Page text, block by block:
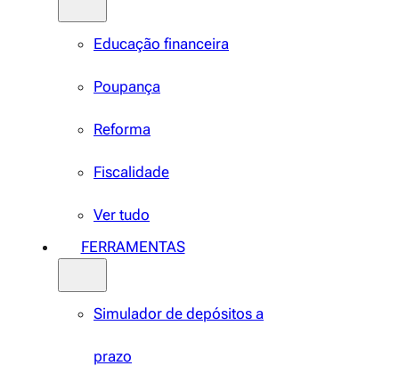
Educação financeira
Poupança
Reforma
Fiscalidade
Ver tudo
FERRAMENTAS
Simulador de depósitos a
prazo